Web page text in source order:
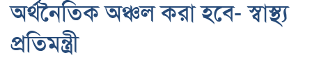
অর্থনৈতিক অঞ্চল করা হবে- স্বাস্থ্য
প্রতিমন্ত্রী